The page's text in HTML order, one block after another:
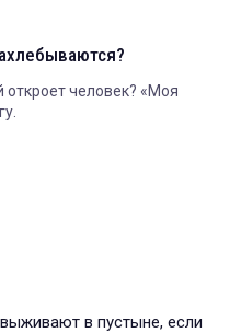
откроет человек? «Моя
в пустыне, если